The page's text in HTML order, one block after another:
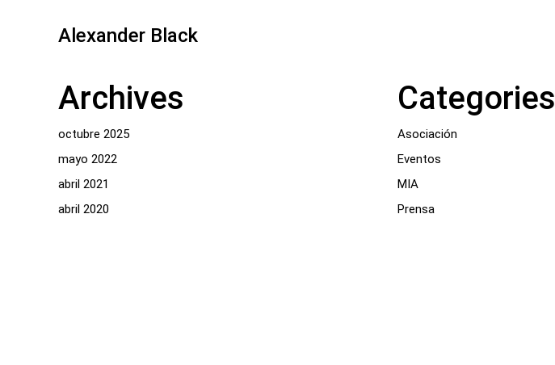
Alexander Black
Archives
octubre 2025
mayo 2022
abril 2021
abril 2020
Categories
Asociación
Eventos
MIA
Prensa